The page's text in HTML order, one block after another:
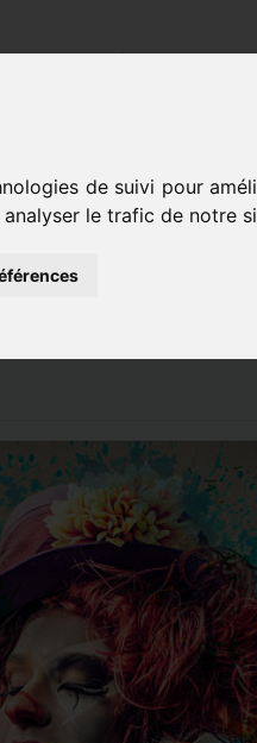
de suivi pour
le trafic de notre
Accueil L'école